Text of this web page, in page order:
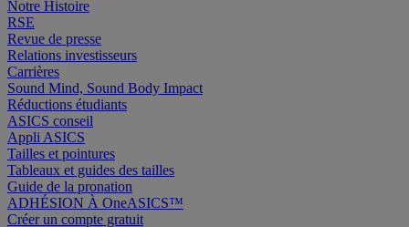
Notre Histoire
RSE
Revue de presse
Relations investisseurs
Carrières
Sound Mind, Sound Body Impact
Réductions étudiants
ASICS conseil
Appli ASICS
Tailles et pointures
Tableaux et guides des tailles
Guide de la pronation
ADHÉSION À OneASICS™
Créer un compte gratuit